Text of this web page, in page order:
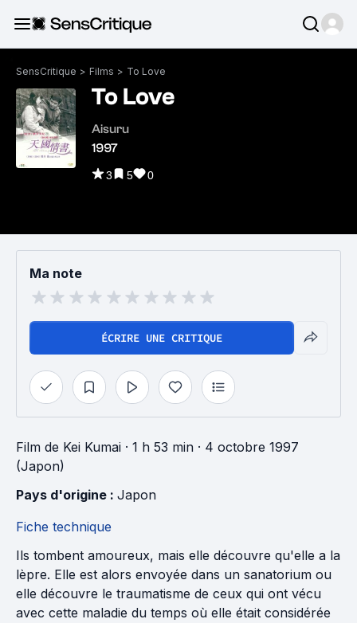
SensCritique > Films > To Love
To Love
Aisuru
1997
3 5 0
Ma note
ÉCRIRE UNE CRITIQUE
Film de Kei Kumai · 1 h 53 min · 4 octobre 1997
(Japon)
Pays d'origine : Japon
Fiche technique
Ils tombent amoureux, mais elle découvre qu'elle a la
lèpre. Elle est alors envoyée dans un sanatorium ou
elle découvre le traumatisme de ceux qui ont vécu
avec cette maladie du temps où elle était considérée